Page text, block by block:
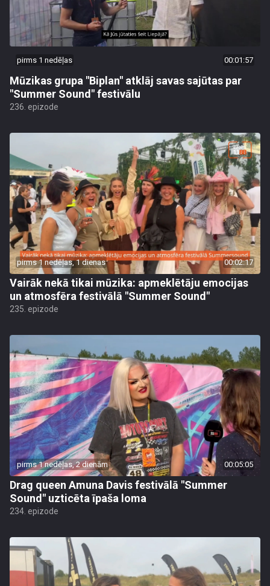
pirms 1 nedēļas 00:01:57
Mūzikas grupa "Biplan" atklāj savas sajūtas par
"Summer Sound" festivālu
236. epizode
pirms 1 nedēļas, 1 dienas 00:02:17
Vairāk nekā tikai mūzika: apmeklētāju emocijas
un atmosfēra festivālā "Summer Sound"
235. epizode
pirms 1 nedēļas, 2 dienām 00:05:05
Drag queen Amuna Davis festivālā "Summer
Sound" uzticēta īpaša loma
234. epizode